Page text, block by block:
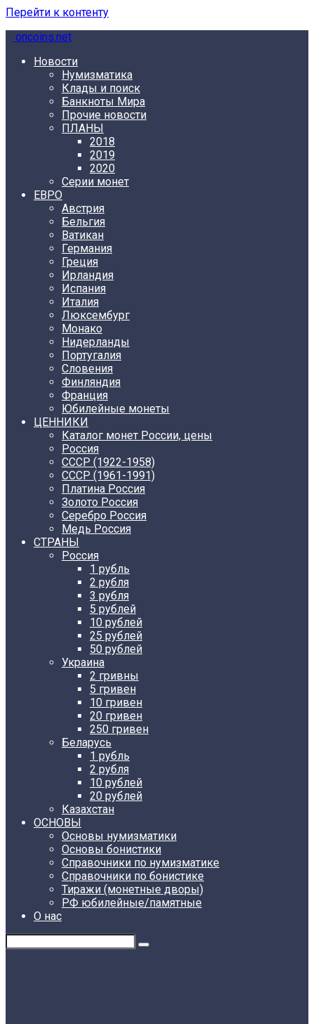
Перейти к контенту
oncoins.net
Новости
Нумизматика
Клады и поиск
Банкноты Мира
Прочие новости
ПЛАНЫ
2018
2019
2020
Серии монет
ЕВРО
Австрия
Бельгия
Ватикан
Германия
Греция
Ирландия
Испания
Италия
Люксембург
Монако
Нидерланды
Португалия
Словения
Финляндия
Франция
Юбилейные монеты
ЦЕННИКИ
Каталог монет России, цены
Россия
СССР (1922-1958)
CCCР (1961-1991)
Платина Россия
Золото Россия
Серебро Россия
Медь Россия
СТРАНЫ
Россия
1 рубль
2 рубля
3 рубля
5 рублей
10 рублей
25 рублей
50 рублей
Украина
2 гривны
5 гривен
10 гривен
20 гривен
250 гривен
Беларусь
1 рубль
2 рубля
10 рублей
20 рублей
Казахстан
ОСНОВЫ
Основы нумизматики
Основы бонистики
Справочники по нумизматике
Справочники по бонистике
Тиражи (монетные дворы)
РФ юбилейные/памятные
О нас